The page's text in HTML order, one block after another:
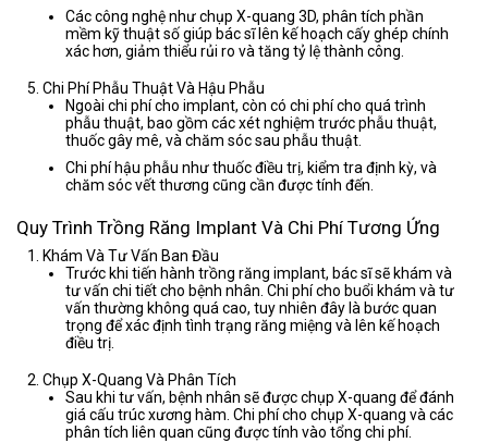
Các công nghệ như chụp X-quang 3D, phân tích phần
mềm kỹ thuật số giúp bác sĩ lên kế hoạch cấy ghép chính
xác hơn, giảm thiểu rủi ro và tăng tỷ lệ thành công.
Chi Phí Phẫu Thuật Và Hậu Phẫu
Ngoài chi phí cho implant, còn có chi phí cho quá trình
phẫu thuật, bao gồm các xét nghiệm trước phẫu thuật,
thuốc gây mê, và chăm sóc sau phẫu thuật.
Chi phí hậu phẫu như thuốc điều trị, kiểm tra định kỳ, và
chăm sóc vết thương cũng cần được tính đến.
Quy Trình Trồng Răng Implant Và Chi Phí Tương Ứng
Khám Và Tư Vấn Ban Đầu
Trước khi tiến hành trồng răng implant, bác sĩ sẽ khám và
tư vấn chi tiết cho bệnh nhân. Chi phí cho buổi khám và tư
vấn thường không quá cao, tuy nhiên đây là bước quan
trọng để xác định tình trạng răng miệng và lên kế hoạch
điều trị.
Chụp X-Quang Và Phân Tích
Sau khi tư vấn, bệnh nhân sẽ được chụp X-quang để đánh
giá cấu trúc xương hàm. Chi phí cho chụp X-quang và các
phân tích liên quan cũng được tính vào tổng chi phí.